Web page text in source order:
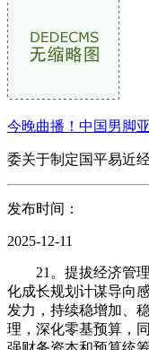
今晚曲播！中国男脚
委关于制定国平易近
发布时间：
2025-12-11
21。提拔经济管理
化成长规划计谋导向
发力，持续稳增加、
理，深化零基预算，